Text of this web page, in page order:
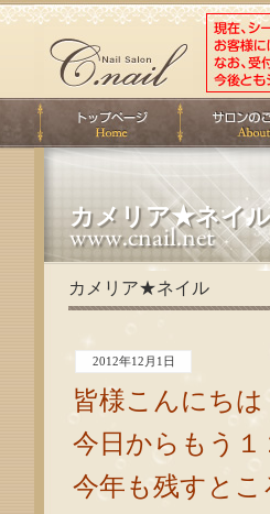
カメリア★ネイル
カメリア★ネイル
2012年12月1日
皆様こんにちは
今日からもう１
今年も残すと